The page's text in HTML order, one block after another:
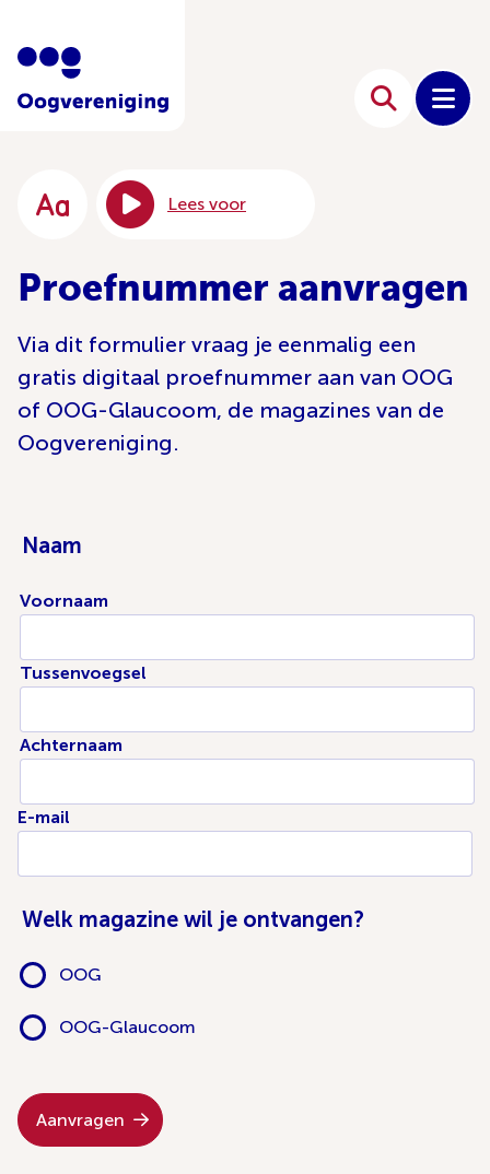
Lees voor
Proefnummer aanvragen
Via dit formulier vraag je eenmalig een
gratis digitaal proefnummer aan van OOG
of OOG-Glaucoom, de magazines van de
Oogvereniging.
Naam
Voornaam
Tussenvoegsel
Achternaam
E-mail
Welk magazine wil je ontvangen?
OOG
OOG-Glaucoom
Aanvragen